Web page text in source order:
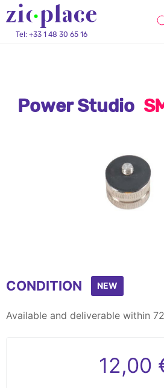
Tel: +33 1 48 30 65 16
Power Studio
CONDITION NEW
Available and deliverable within
12,00